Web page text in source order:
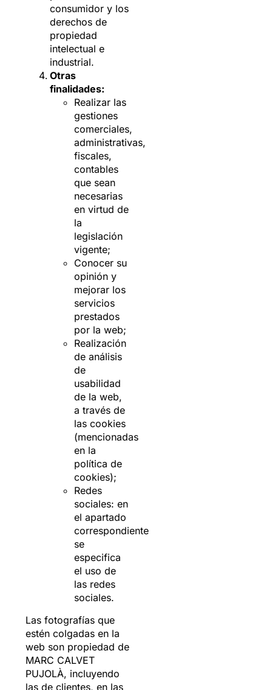
consumidor y los
derechos de
propiedad
intelectual e
industrial.
Otras
finalidades:
Realizar las
gestiones
comerciales,
administrativas,
fiscales,
contables
que sean
necesarias
en virtud de
la
legislación
vigente;
Conocer su
opinión y
mejorar los
servicios
prestados
por la web;
Realización
de análisis
de
usabilidad
de la web,
a través de
las cookies
(mencionadas
en la
política de
cookies);
Redes
sociales: en
el apartado
correspondiente
se
especifica
el uso de
las redes
sociales.
Las fotografías que
estén colgadas en la
web son propiedad de
MARC CALVET
PUJOLÀ, incluyendo
las de clientes, en las